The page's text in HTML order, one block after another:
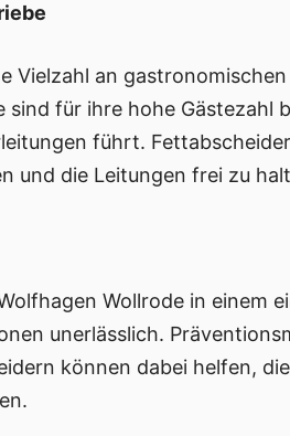
Vielzahl an
sind für ihre hohe
führt.
und die Leitungen frei zu
Wollrode in einem
unerlässlich.
können dabei helfen,